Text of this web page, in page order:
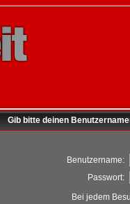
Gib bitte deinen
Benutzername:
Passwort:
Bei jedem